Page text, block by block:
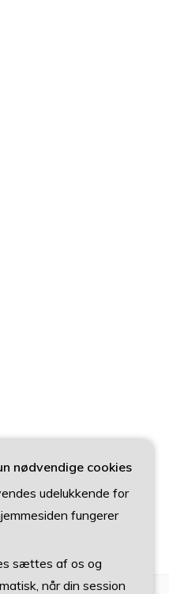
nødvendige cookies
udelukkende for
fungerer
sættes af os og
når din session